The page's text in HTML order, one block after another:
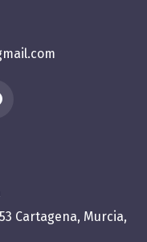
Cartagena, Murcia,